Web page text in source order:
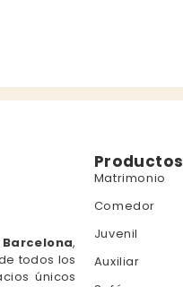
Barcelona,
todos los
únicos
Productos
Matrimonio
Comedor
Juvenil
Auxiliar